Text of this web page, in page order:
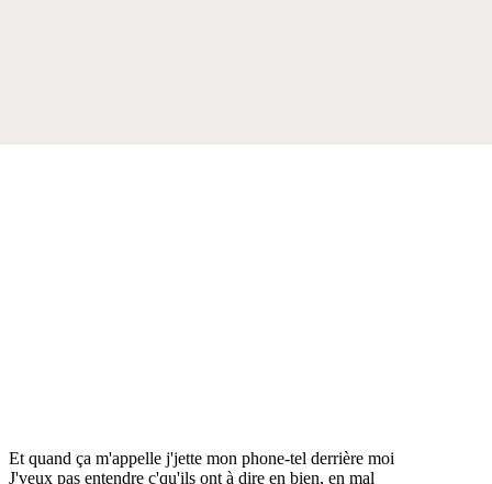
Et quand ça m'appelle j'jette mon phone-tel derrière moi
J'veux pas entendre c'qu'ils ont à dire en bien, en mal